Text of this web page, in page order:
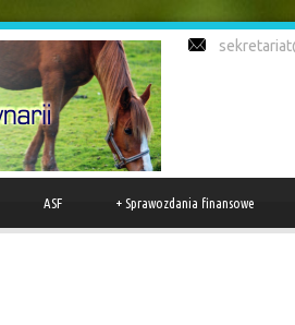
ASF Sprawozdania finansowe
+